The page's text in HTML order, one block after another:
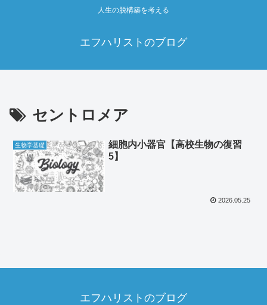
人生の脱構築を考える
エフハリストのブログ
セントロメア
生物学基礎
細胞内小器官【高校生物の復習
5】
2026.05.25
エフハリストのブログ